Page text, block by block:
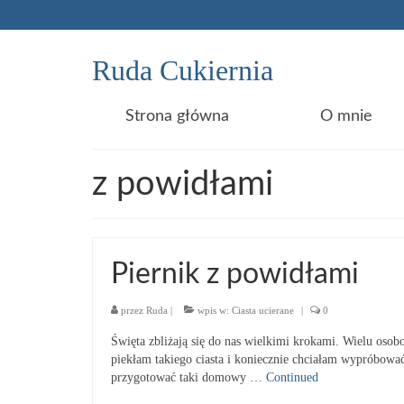
Ruda Cukiernia
Strona główna O mnie
z powidłami
Piernik z powidłami
przez Ruda | wpis w: Ciasta ucierane | 0
Święta zbliżają się do nas wielkimi krokami. Wielu
piekłam takiego ciasta i koniecznie chciałam
przygotować taki domowy … Continued